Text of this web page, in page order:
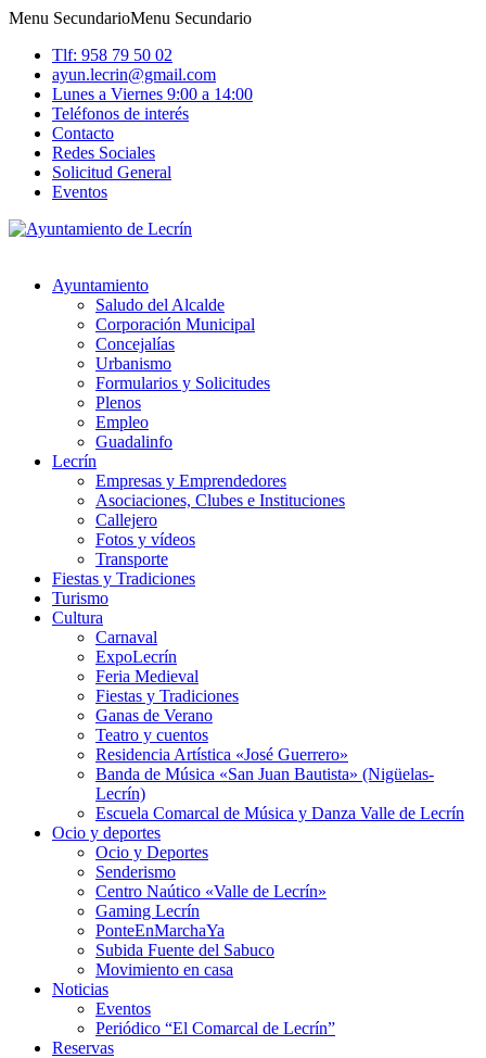
Menu SecundarioMenu Secundario
Tlf: 958 79 50 02
ayun.lecrin@gmail.com
Lunes a Viernes 9:00 a 14:00
Teléfonos de interés
Contacto
Redes Sociales
Solicitud General
Eventos
Ayuntamiento
Saludo del Alcalde
Corporación Municipal
Concejalías
Urbanismo
Formularios y Solicitudes
Plenos
Empleo
Guadalinfo
Lecrín
Empresas y Emprendedores
Asociaciones, Clubes e Instituciones
Callejero
Fotos y vídeos
Transporte
Fiestas y Tradiciones
Turismo
Cultura
Carnaval
ExpoLecrín
Feria Medieval
Fiestas y Tradiciones
Ganas de Verano
Teatro y cuentos
Residencia Artística «José Guerrero»
Banda de Música «San Juan Bautista» (Nigüelas-
Lecrín)
Escuela Comarcal de Música y Danza Valle de Lecrín
Ocio y deportes
Ocio y Deportes
Senderismo
Centro Naútico «Valle de Lecrín»
Gaming Lecrín
PonteEnMarchaYa
Subida Fuente del Sabuco
Movimiento en casa
Noticias
Eventos
Periódico “El Comarcal de Lecrín”
Reservas